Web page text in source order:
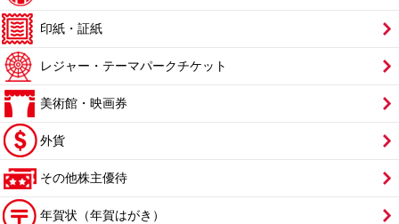
印紙・証紙
レジャー・テーマパークチケット
美術館・映画券
外貨
その他株主優待
年賀状（年賀はがき）